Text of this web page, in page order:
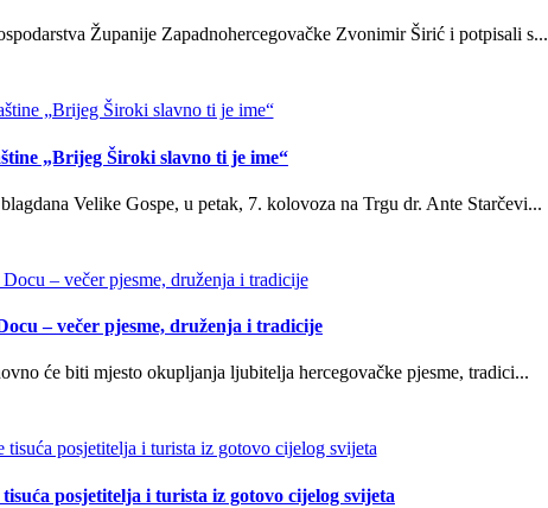
Županije Zapadnohercegovačke Zvonimir Širić i potpisali s...
„Brijeg Široki slavno ti je ime“
Velike Gospe, u petak, 7. kolovoza na Trgu dr. Ante Starčevi...
– večer pjesme, druženja i tradicije
će biti mjesto okupljanja ljubitelja hercegovačke pjesme, tradici...
posjetitelja i turista iz gotovo cijelog svijeta